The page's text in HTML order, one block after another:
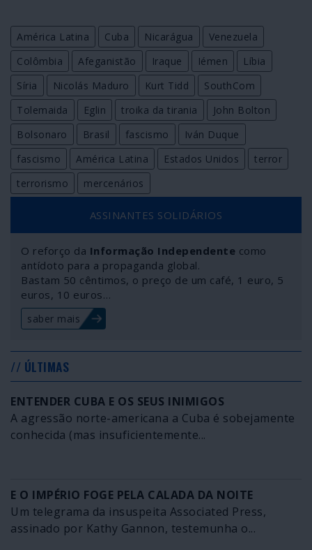
América Latina Cuba Nicarágua
Venezuela
Colômbia
Afeganistão Iraque Iémen
Líbia
Síria
Nicolás Maduro Kurt Tidd
SouthCom
Tolemaida
Eglin troika da tirania
John Bolton
Bolsonaro
Brasil fascismo
Iván Duque
fascismo
América Latina Estados Unidos
terror
terrorismo
mercenários
ASSINANTES SOLIDÁRIOS
O reforço da Informação Independente como
antídoto para a propaganda global.
Bastam 50 cêntimos, o preço de um café, 1 euro, 5
euros, 10 euros…
saber mais
// ÚLTIMAS
ENTENDER CUBA E OS SEUS INIMIGOS
A agressão norte-americana a Cuba é sobejamente
conhecida (mas insuficientemente...
E O IMPÉRIO FOGE PELA CALADA DA NOITE
Um telegrama da insuspeita Associated Press,
assinado por Kathy Gannon, testemunha o...